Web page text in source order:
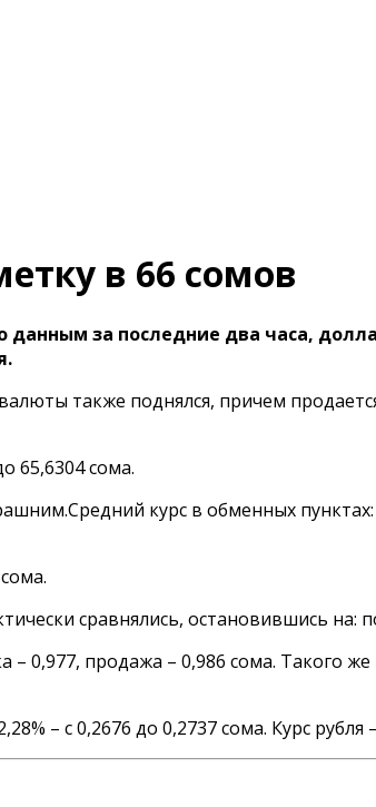
в 66 сомов
за последние два часа,
также поднялся, причем
65,6304 сома.
Средний курс в обменных пунктах
сравнялись, остановившись на:
– 0,977, продажа – 0,986 сома. Такого
– с 0,2676 до 0,2737 сома. Курс рубля